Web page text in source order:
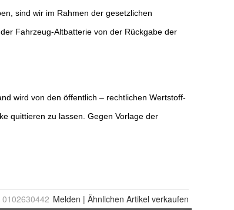
0102630442 Melden | Ähnlichen Artikel verkaufen